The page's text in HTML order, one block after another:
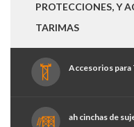
PROTECCIONES, Y
TARIMAS
Accesorios para
ah cinchas de